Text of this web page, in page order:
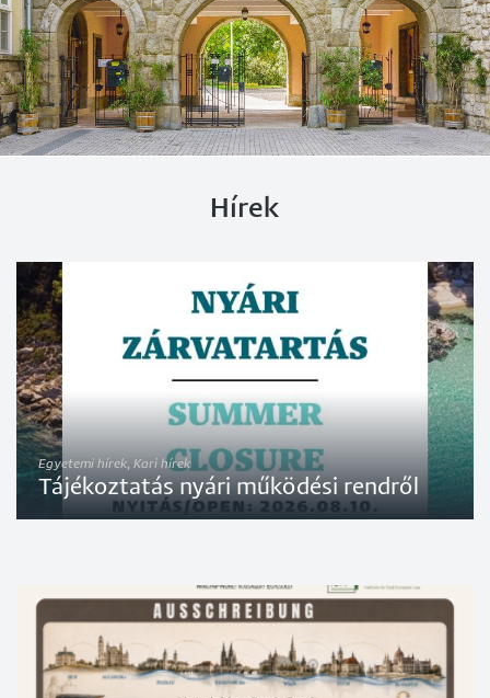
Hírek
Egyetemi hírek, Kari hírek
Tájékoztatás nyári működési rendről